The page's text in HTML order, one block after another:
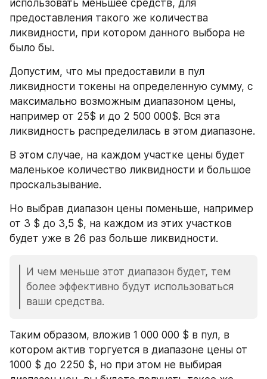
использовать меньшее средств, для
предоставления такого же количества
ликвидности, при котором данного выбора не
было бы.
Допустим, что мы предоставили в пул
ликвидности токены на определенную сумму, с
максимально возможным диапазоном цены,
например от 25$ и до 2 500 000$. Вся эта
ликвидность распределилась в этом диапазоне.
В этом случае, на каждом участке цены будет
маленькое количество ликвидности и большое
проскальзывание.
Но выбрав диапазон цены поменьше, например
от 3 $ до 3,5 $, на каждом из этих участков
будет уже в 26 раз больше ликвидности.
И чем меньше этот диапазон будет, тем
более эффективно будут использоваться
ваши средства.
Таким образом, вложив 1 000 000 $ в пул, в
котором актив торгуется в диапазоне цены от
1000 $ до 2250 $, но при этом не выбирая